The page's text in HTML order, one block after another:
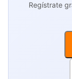
Regístrate